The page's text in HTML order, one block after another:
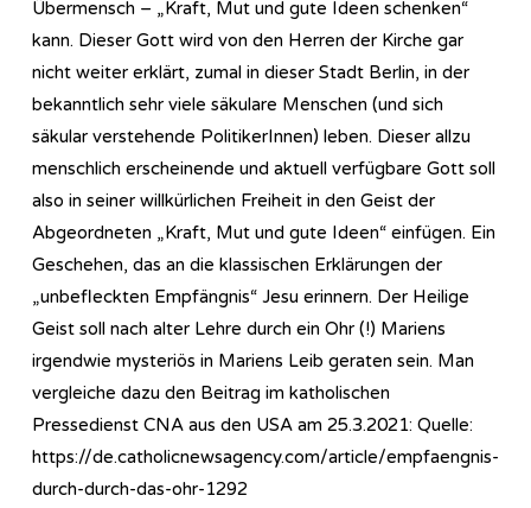
Übermensch – „Kraft, Mut und gute Ideen schenken“
kann. Dieser Gott wird von den Herren der Kirche gar
nicht weiter erklärt, zumal in dieser Stadt Berlin, in der
bekanntlich sehr viele säkulare Menschen (und sich
säkular verstehende PolitikerInnen) leben. Dieser allzu
menschlich erscheinende und aktuell verfügbare Gott soll
also in seiner willkürlichen Freiheit in den Geist der
Abgeordneten „Kraft, Mut und gute Ideen“ einfügen. Ein
Geschehen, das an die klassischen Erklärungen der
„unbefleckten Empfängnis“ Jesu erinnern. Der Heilige
Geist soll nach alter Lehre durch ein Ohr (!) Mariens
irgendwie mysteriös in Mariens Leib geraten sein. Man
vergleiche dazu den Beitrag im katholischen
Pressedienst CNA aus den USA am 25.3.2021: Quelle:
https://de.catholicnewsagency.com/article/empfaengnis-
durch-durch-das-ohr-1292